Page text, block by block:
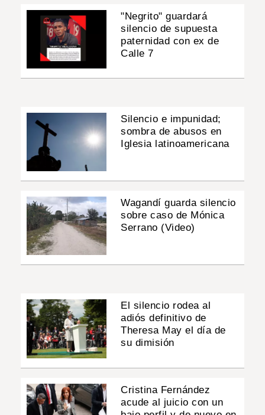
"Negrito" guardará
silencio de supuesta
paternidad con ex de
Calle 7
Silencio e impunidad;
sombra de abusos en
Iglesia latinoamericana
Wagandí guarda silencio
sobre caso de Mónica
Serrano (Video)
El silencio rodea al
adiós definitivo de
Theresa May el día de
su dimisión
Cristina Fernández
acude al juicio con un